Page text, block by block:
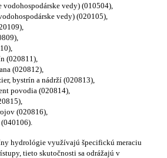
vodohospodárske vedy) (010504),
vedy) (020105),
(020811),
(020812),
bystrín a nádrží (020813),
povodia (020814),
(020816),
hydrológie využívajú špecifickú meraciu
tieto skutočnosti sa odrážajú v